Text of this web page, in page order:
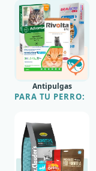
Antipulgas
PARA TU PERRO: